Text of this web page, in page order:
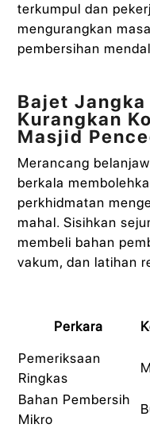
terkumpul dan
mengurangkan
pembersihan
Bajet Jangka
Kurangkan
Masjid
Merancang
berkala
perkhidmatan
mahal. Sisihkan
membeli bahan
vakum, dan latihan
Perkara
Pemeriksaan
Ringkas
Bahan Pembersih
Mikro